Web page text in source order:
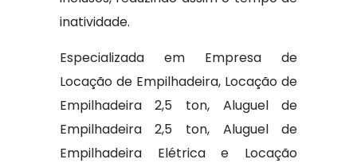
inatividade.
Especializada em Empresa de
Locação de Empilhadeira, Locação de
Empilhadeira 2,5 ton, Aluguel de
Empilhadeira 2,5 ton, Aluguel de
Empilhadeira Elétrica e Locação